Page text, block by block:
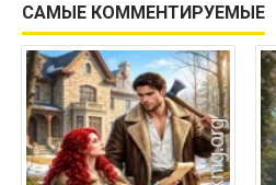
САМЫЕ КОММЕНТИРУЕМЫЕ